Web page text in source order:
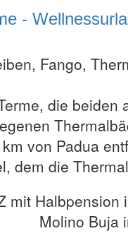
-
Fango,
die beiden
von Padua
dem die
mit Halbpension
Molino Buja